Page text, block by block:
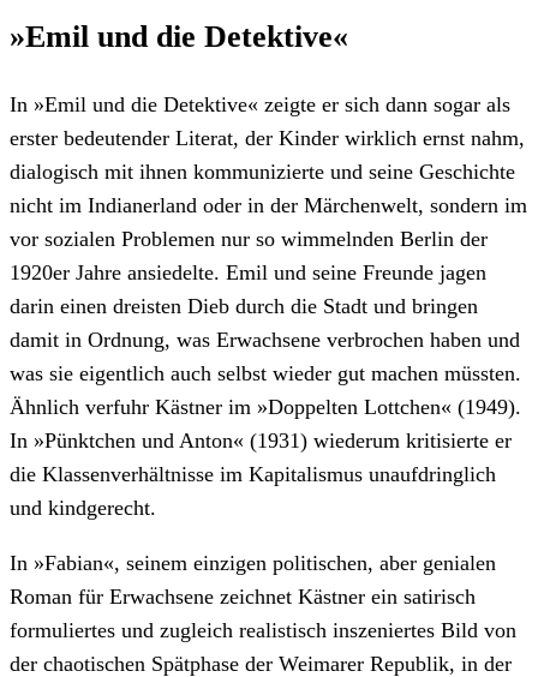
»Emil und die Detektive«
In »Emil und die Detektive« zeigte er sich dann sogar als
erster bedeutender Literat, der Kinder wirklich ernst nahm,
dialogisch mit ihnen kommunizierte und seine Geschichte
nicht im Indianerland oder in der Märchenwelt, sondern im
vor sozialen Problemen nur so wimmelnden Berlin der
1920er Jahre ansiedelte. Emil und seine Freunde jagen
darin einen dreisten Dieb durch die Stadt und bringen
damit in Ordnung, was Erwachsene verbrochen haben und
was sie eigentlich auch selbst wieder gut machen müssten.
Ähnlich verfuhr Kästner im »Doppelten Lottchen« (1949).
In »Pünktchen und Anton« (1931) wiederum kritisierte er
die Klassenverhältnisse im Kapitalismus unaufdringlich
und kindgerecht.
In »Fabian«, seinem einzigen politischen, aber genialen
Roman für Erwachsene zeichnet Kästner ein satirisch
formuliertes und zugleich realistisch inszeniertes Bild von
der chaotischen Spätphase der Weimarer Republik, in der